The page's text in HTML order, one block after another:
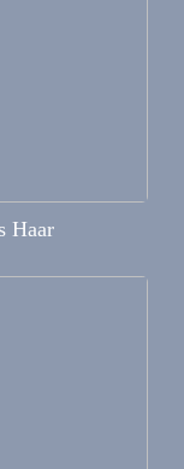
Haar